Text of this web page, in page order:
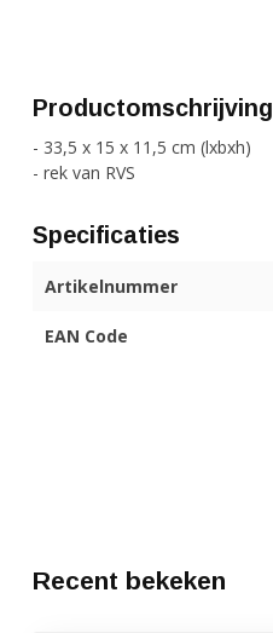
Productomschrijving
- 33,5 x 15 x 11,5 cm (lxbxh)
- rek van RVS
Specificaties
Artikelnummer
EAN Code
Recent bekeken